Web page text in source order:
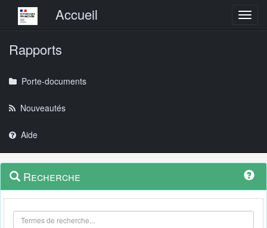
Menu principalAccueil
Rapports
Porte-documents
Nouveautés
Aide
Navigation
outils
Menu
contextuel
Recherche